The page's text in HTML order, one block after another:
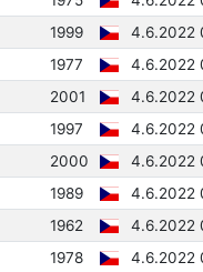
1999
4.6.2022
1977
4.6.2022
2001
4.6.2022
1997
4.6.2022
2000
4.6.2022
1989
4.6.2022
1962
4.6.2022
1978
4.6.2022